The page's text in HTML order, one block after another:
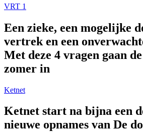
VRT 1
Een zieke, een mogelijke
vertrek en een
Met deze 4 vragen gaan
zomer in
Ketnet
Ketnet start na bijna een
nieuwe opnames van De